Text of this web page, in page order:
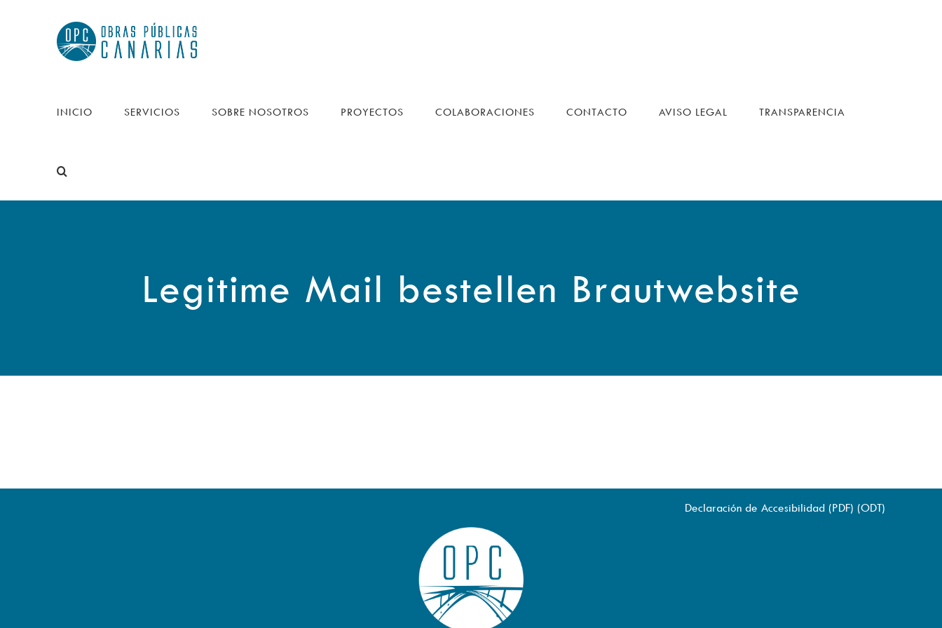
INICIO SERVICIOS SOBRE NOSOTROS PROYECTOS COLABORACIONES CONTACTO AVISO LEGAL TRANSPARENCIA
Legitime Mail bestellen Brautwebsite
Declaración de Accesibilidad (PDF) (ODT)